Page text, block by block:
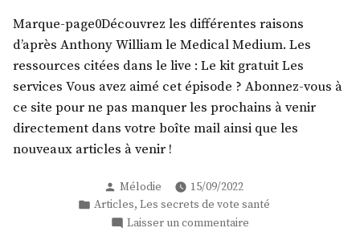
Les
causes
la
fibromyalgie ?
+
invité
Marque-page0Découvrez les différentes raisons
d’après Anthony William le Medical Medium. Les
ressources citées dans le live : Le kit gratuit Les
services Vous avez aimé cet épisode ? Abonnez-vous à
ce site pour ne pas manquer les prochains à venir
directement dans votre boîte mail ainsi que les
nouveaux articles à venir !
Publié
par
Mélodie
15/09/2022
Publié
dans
Articles, Les secrets de vote santé
Laisser un commentaire